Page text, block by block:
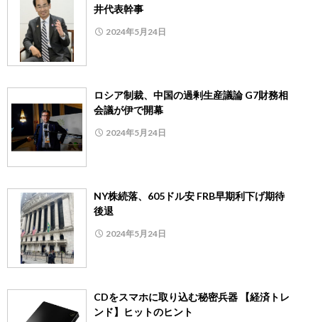
井代表幹事
2024年5月24日
ロシア制裁、中国の過剰生産議論 G7財務相
会議が伊で開幕
2024年5月24日
NY株続落、605ドル安 FRB早期利下げ期待
後退
2024年5月24日
CDをスマホに取り込む秘密兵器 【経済トレ
ンド】ヒットのヒント